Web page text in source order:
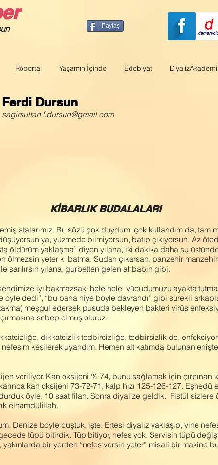
Paylaş
Röportaj Yaşamın İçinde Edebiyat DiyalizAkademi
Ferdi Dursun
sagirsultan.f.dursun@gmail.com
KİBARLIK BUDALALARI
atalarımız. Bu sözü çok duydum, çok kullandım da, tam
ya, yüzmede bilmiyorsun, batıp çıkıyorsun. Az
öldürüm yaklaşma” diyen yılana, iki dakika daha su
ölmezsin yeter ki batma. Sudan çıkarsan, panzehir
sarılırsın yılana, gurbetten gelen ahbabın gibi.
iyi bakmazsak, hele hele vücudumuzu ayakta
öyle dedi”, “bu bana niye böyle davrandı” gibi sürekli
meşgul edersek pusuda bekleyen bakteri virüs
sebep olmuş oluruz.
dikkatsizlik tedbirsizliğe, tedbirsizlik de,
kesilerek uyandım. Hemen alt katımda bulunan
veriliyor. Kan oksijeni % 74, bunu sağlamak için çırpınan
kan oksijeni 73-72-71, kalp hızı 125-126-127. Eşhedü
öyle, 10 saat filan. Sonra diyalize geldik. Fistül sizlere
elhamdülillah.
Denize böyle düştük, işte. Ertesi diyaliz yaklaşıp, yine
tüpü bitirdik. Tüp bitiyor, nefes yok. Servisin tüpü
bir yerden “nefes versin yeter” misali bir makine